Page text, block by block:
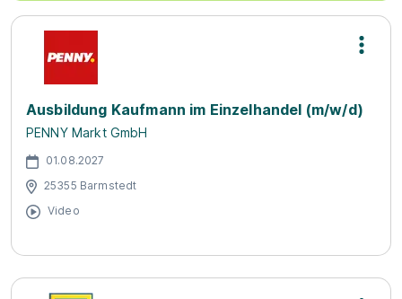
Ausbildung Kaufmann im Einzelhandel (m/w/d)
PENNY Markt GmbH
01.08.2027
25355 Barmstedt
Video